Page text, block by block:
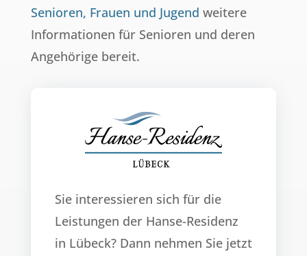
Senioren, Frauen und Jugend weitere
Informationen für Senioren und deren
Angehörige bereit.
Sie interessieren sich für die
Leistungen der Hanse-Residenz
in Lübeck? Dann nehmen Sie jetzt